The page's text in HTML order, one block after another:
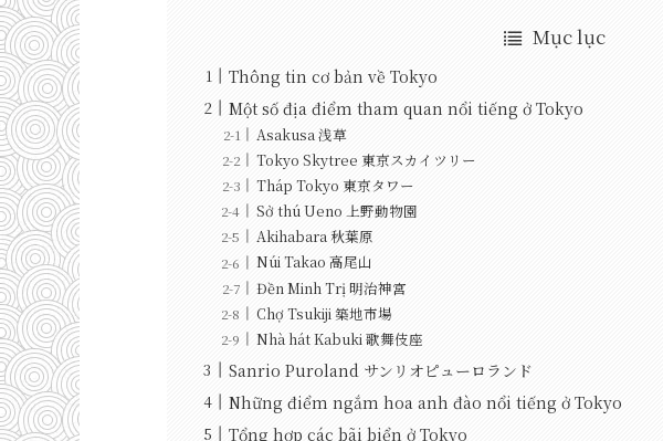
Mục lục
Thông tin cơ bản về Tokyo
Một số địa điểm tham quan nổi tiếng ở Tokyo
Asakusa 浅草
Tokyo Skytree 東京スカイツリー
Tháp Tokyo 東京タワー
Sở thú Ueno 上野動物園
Akihabara 秋葉原
Núi Takao 高尾山
Đền Minh Trị 明治神宮
Chợ Tsukiji 築地市場
Nhà hát Kabuki 歌舞伎座
Sanrio Puroland サンリオピューロランド
Những điểm ngắm hoa anh đào nổi tiếng ở Tokyo
Tổng hợp các bãi biển ở Tokyo